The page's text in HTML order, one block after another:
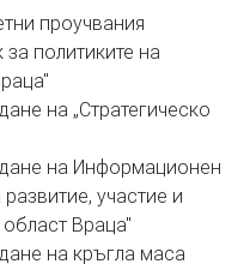
проучвания
политиките на
на „Стратегическо
на Информационен
участие и
Враца"
на кръгла маса